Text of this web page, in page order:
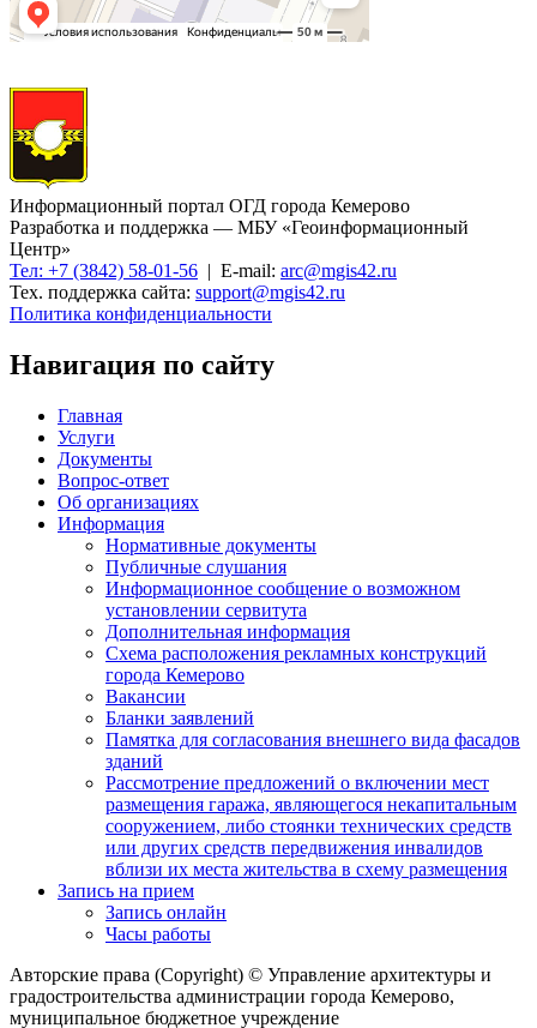
Информационный портал ОГД города Кемерово
Разработка и поддержка — МБУ «Геоинформационный
Центр»
Тел: +7 (3842) 58-01-56 | E-mail: arc@mgis42.ru
Тех. поддержка сайта: support@mgis42.ru
Политика конфиденциальности
Навигация по сайту
Главная
Услуги
Документы
Вопрос-ответ
Об организациях
Информация
Нормативные документы
Публичные слушания
Информационное сообщение о возможном
установлении сервитута
Дополнительная информация
Схема расположения рекламных конструкций
города Кемерово
Вакансии
Бланки заявлений
Памятка для согласования внешнего вида фасадов
зданий
Рассмотрение предложений о включении мест
размещения гаража, являющегося некапитальным
сооружением, либо стоянки технических средств
или других средств передвижения инвалидов
вблизи их места жительства в схему размещения
Запись на прием
Запись онлайн
Часы работы
Авторские права (Copyright) © Управление архитектуры и
градостроительства администрации города Кемерово,
муниципальное бюджетное учреждение